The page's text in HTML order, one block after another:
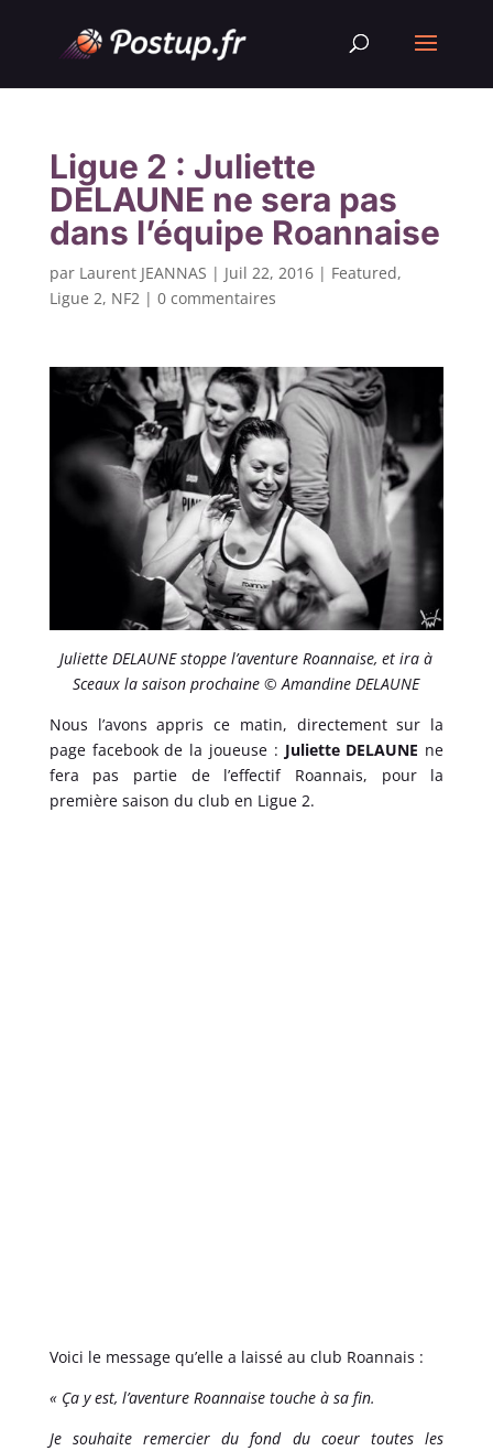
Ligue 2 : Juliette
DELAUNE ne sera pas
dans l’équipe Roannaise
par Laurent JEANNAS | Juil 22, 2016| Featured,
Ligue 2, NF2| 0 commentaires
Juliette DELAUNE stoppe l’aventure Roannaise, et ira à
Sceaux la saison prochaine © Amandine DELAUNE
Nous l’avons appris ce matin, directement sur la
page facebook de la joueuse : Juliette DELAUNE ne
fera pas partie de l’effectif Roannais, pour la
première saison du club en Ligue 2.
Voici le message qu’elle a laissé au club Roannais :
« Ça y est, l’aventure Roannaise touche à sa fin.
Je souhaite remercier du fond du coeur toutes les